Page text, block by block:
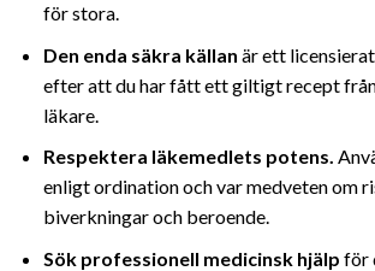
för stora.
Den enda säkra källan är ett
efter att du har fått ett giltigt recept
läkare.
Respektera läkemedlets potens.
enligt ordination och var medveten om
biverkningar och beroende.
Sök professionell medicinsk hjälp för